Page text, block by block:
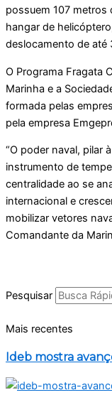
possuem 107
hangar de
deslocamento de até
O Programa Fragata
Marinha e a
formada pelas
pela empresa
“O poder naval, pilar
instrumento de
centralidade ao se
internacional e
mobilizar vetores
Comandante da
Pesquisar
Mais recentes
Ideb mostra